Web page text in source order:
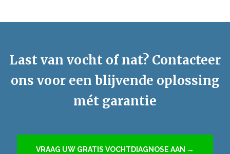
Last van vocht of nat? Contacteer
ons voor een blijvende oplossing
mét garantie
VRAAG UW GRATIS VOCHTDIAGNOSE AAN →